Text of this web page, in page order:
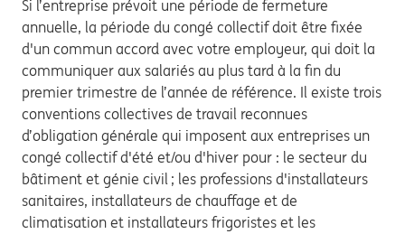
Si l’entreprise prévoit une période de fermeture
annuelle, la période du congé collectif doit être fixée
d'un commun accord avec votre employeur, qui doit la
communiquer aux salariés au plus tard à la fin du
premier trimestre de l’année de référence. Il existe trois
conventions collectives de travail reconnues
d’obligation générale qui imposent aux entreprises un
congé collectif d'été et/ou d'hiver pour : le secteur du
bâtiment et génie civil ; les professions d'installateurs
sanitaires, installateurs de chauffage et de
climatisation et installateurs frigoristes et les